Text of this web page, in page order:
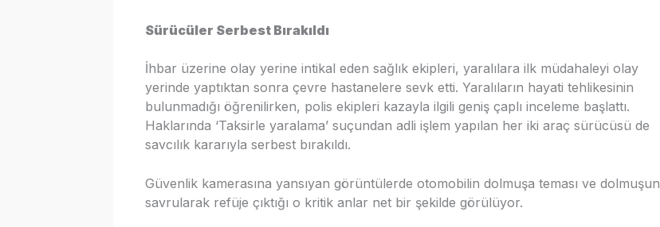
Sürücüler Serbest Bırakıldı
İhbar üzerine olay yerine intikal eden sağlık ekipleri, yaralılara ilk müdahaleyi olay
yerinde yaptıktan sonra çevre hastanelere sevk etti. Yaralıların hayati tehlikesinin
bulunmadığı öğrenilirken, polis ekipleri kazayla ilgili geniş çaplı inceleme başlattı.
Haklarında ‘Taksirle yaralama’ suçundan adli işlem yapılan her iki araç sürücüsü de
savcılık kararıyla serbest bırakıldı.
Güvenlik kamerasına yansıyan görüntülerde otomobilin dolmuşa teması ve dolmuşun
savrularak refüje çıktığı o kritik anlar net bir şekilde görülüyor.